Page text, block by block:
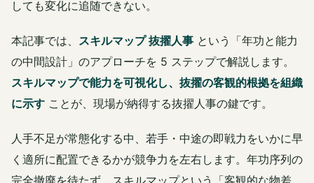
しても変化に追随できない。
本記事では、 スキルマップ 抜擢人事 という「年功と能力
の中間設計」のアプローチを 5 ステップで解説します。
スキルマップで能力を可視化し、抜擢の客観的根拠を組織
に示す ことが、現場が納得する抜擢人事の鍵です。
人手不足が常態化する中、若手・中途の即戦力をいかに早
く適所に配置できるかが競争力を左右します。年功序列の